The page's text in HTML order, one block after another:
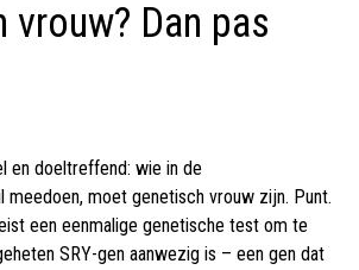
Dan pas
en doeltreffend: wie in de
moet genetisch vrouw zijn. Punt.
een eenmalige genetische test om te
SRY-gen aanwezig is – een gen dat